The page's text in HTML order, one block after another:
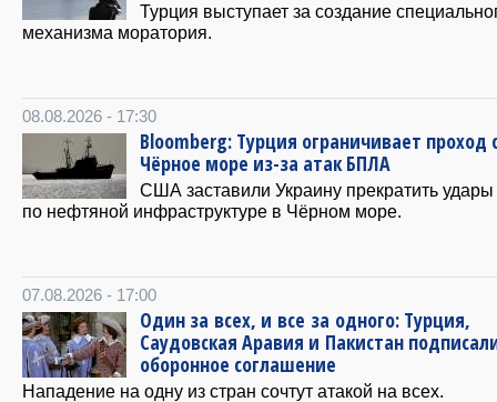
Турция выступает за создание
механизма моратория.
08.08.2026 - 17:30
Bloomberg: Турция ограничивает проход
Чёрное море из-за атак БПЛА
США заставили Украину прекратить удары
по нефтяной инфраструктуре в Чёрном море.
07.08.2026 - 17:00
Один за всех, и все за одного: Турция,
Саудовская Аравия и Пакистан
оборонное соглашение
Нападение на одну из стран сочтут атакой на всех.